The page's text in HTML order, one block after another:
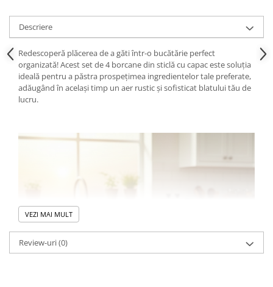
Descriere
Redescoperă plăcerea de a găti într-o bucătărie perfect
organizată! Acest set de 4 borcane din sticlă cu capac este soluția
ideală pentru a păstra prospețimea ingredientelor tale preferate,
adăugând în același timp un aer rustic și sofisticat blatului tău de
lucru.
VEZI MAI MULT
Review-uri(0)